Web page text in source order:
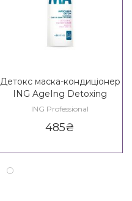
Детокс маска-кондиціонер
ING AgeIng Detoxing
Conditioner 35+
ING Professional
485₴